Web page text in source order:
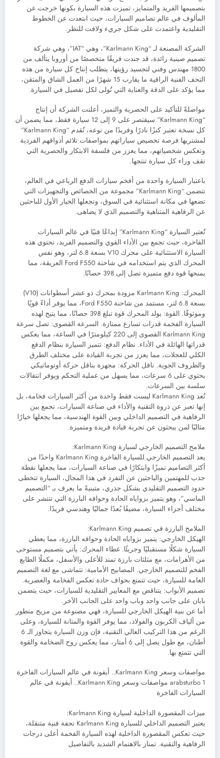
بتصميمها الفريد والمتمايز، تميزت هذه السيارة بكونها خرجت عن
المألوف في عالم تصاميم السيارات، حيث ابتعدت عن الخطوط
التقليدية واعتمدت على شكل جريء ولافت للنظر.
الشركة المصنعة لـ “Karlmann King”، وهي “IAT”، وهي شركة
تصميم صينية رائدة، قد جندت فريقًا متخصصًا من أوروبا يتألف من
1800 مهندس وفني لتجسيد رؤيتها، يتطلب إنتاج كل سيارة من هذه
التحف الفنية الراقية ما يقارب 15 شهرًا من العمل الشاق والمتقن،
مما يؤكد على الدقة والعناية التي تُولى لكل تفصيل في السيارة.
مواصلةً للتأكيد على الحصرية والتميز، أعلنت الشركة أن إنتاج
“Karlmann King” سيقتصر على 9 إلى 12 سيارة فقط، مما يضمن أن
كل نسخة تعتبر كنزًا نادرًا وفريدًا من نوعه، تُقدم “Karlmann King”
لمشتريها فرصة تخصيص سياراتهم بمواصفات تلائم أذواقهم الفردية
وتعكس شخصياتهم، مما يعزز من فلسفة الابتكار والحصرية التي
تقف وراء كل سيارة تنتجها.
باعتبار السيارة واحدة من أفخم سيارات الدفع الرباعي في العالم،
تتضمن “Karlmann King” مجموعة من الخصائص والتجهيزات التي
تضعها في مكانة استثنائية في السوق، وتجعلها الخيار الأول للباحثين
عن الرفاهية المتناهية والتصميم الذي لا يضاهى.
تُعتبر السيارة “Karlmann King” إبداعًا فنيًا في عالم السيارات
الفاخرة، حيث تجمع بين الأداء القوي والتصميم الفريد، تحتوي هذه
السيارة الاستثنائية على محرك V10 بسعة 6.8 لتر، وهو نفس
المحرك الذي يتم استخدامه في شاحنة Ford F550 العريقة، مما
يمنحها قوة دفع متميزة تصل إلى 398 حصانًا.
المحرك: Karlmann King مزودة بمحرك ذو عشر أسطوانات (V10)
بسعة 6.8 لتر، مستمد من شاحنة Ford F550، مما يوفر أداءً قويًا
وموثوقًا. القوة: يولد المحرك قوة تبلغ 398 حصانًا، مما يتيح لهذه
السيارة الفخمة قدرات تسارع ممتازة. السرعة القصوى: تصل سرعة
Karlmann King القصوى إلى 220 كيلومترًا في الساعة، مما يعكس
قدراتها الهائلة في الأداء. نظام الدفع: تتميز السيارة بنظام الدفع
الكلي للعجلات، مما يعزز من تجربة القيادة على مختلف الطرق
والظروف الجوية. ناقل الحركة: مجهزة بناقل حركة أوتوماتيكي
يحتوي على 6 سرعات، مما يسهل من عملية التحكم ويوفر انتقالات
سلسة بين السرعات.
تُعد Karlmann King ليست فقط واحدة من أكثر السيارات فخامة، بل
إنها تعبر عن ذروة التقنية والأداء في صناعة السيارات، تجمع بين
الرفاهية في التصميم الداخلي وبين القوة الهندسية، مما يجعلها خيارًا
مثاليًا لمن يبحثون عن تجربة قيادة فريدة ومتميزة.
ملامح التصميم الخارجي لسيارة Karlmann King:
يعد التصميم الخارجي للسيارة الفاخرة Karlmann King واحدًا من
أكثر التصاميم تميزًا وابتكارًا في صناعة السيارات، مما يجعلها نقطة
جذب للمهتمين والباحثين عن التفرد في هذا المجال، السيارة تتخطى
حدود التصميم التقليدي بشكل جذري، متبنيةً ما يعرف بـ “التصميم
الماسي”، وهو يتميز بزواياه الحادة وحوافه البارزة التي تنتشر على
مختلف أجزاء السيارة، مضيفًا بُعدًا جماليًا وهندسي فريدًا.
الملامح البارزة في تصميم Karlmann King:
الهيكل الخارجي: يتميز بزواياه الحادة وحوافه البارزة، مما يعطي
السيارة شكلًا مستقبليًا وجريئًا. غطاء المحرك: يأتي بتصميم مستوحى
من الأهرامات، مع مثلثات بارزة تمتد للأعلى والأسفل، مكملًا الطابع
الفخم للتصميم الخارجي. المصابيح الأمامية: تتماشى مع لغة التصميم
العامة للسيارة، حيث تتمتع بحواف حادة تعكس الفخامة والعصرية.
تصميم الأبواب: يتناقض مع المعايير التقليدية للسيارات، حيث يتضمن
بابان على جانب واحد وباب واحد على الجانب الآخر.
أما عن بنية الهيكل الخارجي للسيارة، فهي مصنوعة من مزيج متطور
من ألياف الكربون والفولاذ، مما يوفر القوة والمتانة للسيارة، وعلى
الرغم من هذا التركيب العالي التقنية، فإن وزن السيارة يتجاوز الـ 6
أطنان، مع طول يصل إلى 6 أمتار، مما يعكس روح الضخامة والقوة
التي تتمتع بها.
مواصفات وسعر Karlmann King.. أيقونة في عالم السيارات الفاخرة
arabsturbo 1 مواصفات وسعر Karlmann King.. أيقونة في عالم
السيارات الفاخرة
ميزات المقصورة الداخلية لسيارة Karlmann King:
يعتبر التصميم الداخلي للسيارة Karlmann King تحفة فنية متنقلة،
حيث تعكس المقصورة الداخلية لهذه السيارة الفخمة أعلى درجات
الرفاهية والتقنية. تمتاز بالاهتمام الشديد بالتفاصيل